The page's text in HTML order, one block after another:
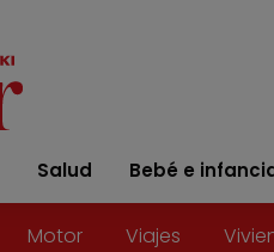
Salud Bebé e
Motor Viajes